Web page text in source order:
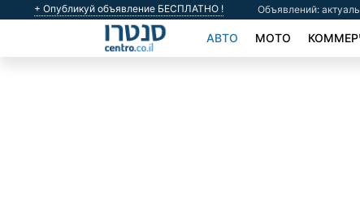
+ Опубликуй объявление БЕСПЛАТНО ! Объявлений:
АВТО МОТО